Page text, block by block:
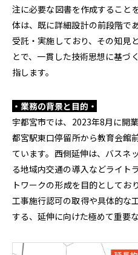
注に必要な図書を作成すること
体は、既に詳細設計の前段階で
受託・実施しており、その知見
とで、一貫した技術思想に基づ
指します。
・業務の背景と目的・
宇都宮市では、2023年8月に開
都宮駅東口停留所から教育会館
ています。西側延伸は、バスネ
る地域内交通の導入などライト
トワークの形成を目的としてお
工事施行認可の取得や具体的な
する、延伸に向けた極めて重要